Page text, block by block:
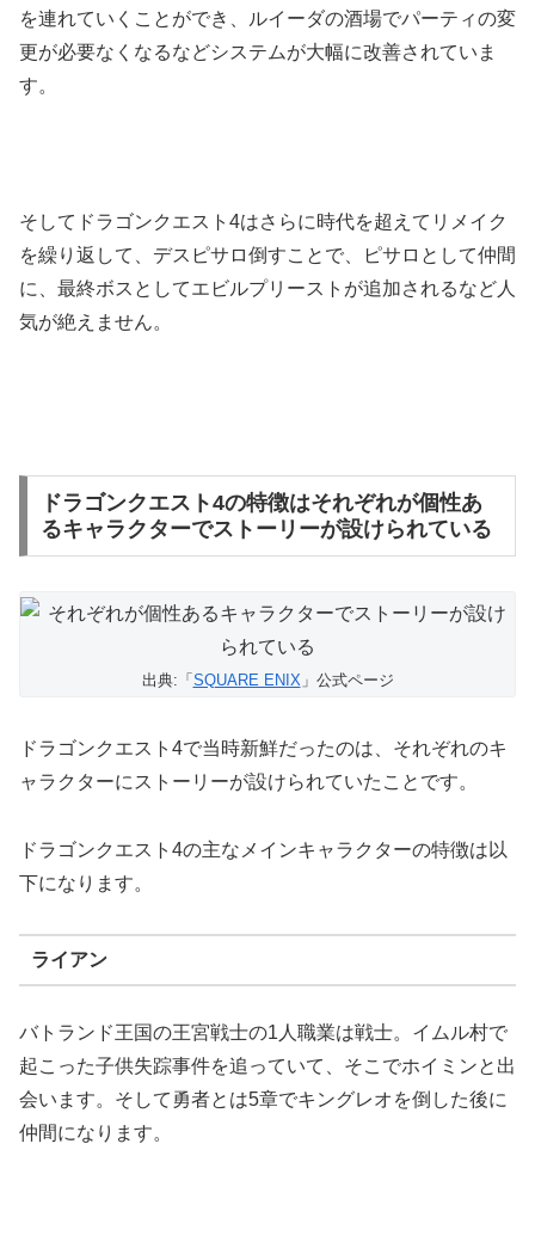
を連れていくことができ、ルイーダの酒場でパーティの変
更が必要なくなるなどシステムが大幅に改善されていま
す。
そしてドラゴンクエスト4はさらに時代を超えてリメイク
を繰り返して、デスピサロ倒すことで、ピサロとして仲間
に、最終ボスとしてエビルプリーストが追加されるなど人
気が絶えません。
ドラゴンクエスト4の特徴はそれぞれが個性あ
るキャラクターでストーリーが設けられている
出典:「 SQUARE ENIX 」公式ページ
ドラゴンクエスト4で当時新鮮だったのは、それぞれのキ
ャラクターにストーリーが設けられていたことです。
ドラゴンクエスト4の主なメインキャラクターの特徴は以
下になります。
ライアン
バトランド王国の王宮戦士の1人職業は戦士。イムル村で
起こった子供失踪事件を追っていて、そこでホイミンと出
会います。そして勇者とは5章でキングレオを倒した後に
仲間になります。